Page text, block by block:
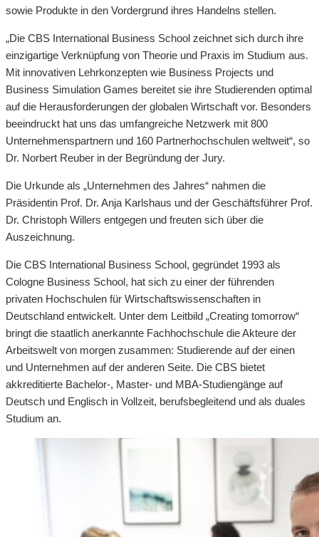
sowie Produkte in den Vordergrund ihres Handelns stellen.
„Die CBS International Business School zeichnet sich durch ihre
einzigartige Verknüpfung von Theorie und Praxis im Studium aus.
Mit innovativen Lehrkonzepten wie Business Projects und
Business Simulation Games bereitet sie ihre Studierenden optimal
auf die Herausforderungen der globalen Wirtschaft vor. Besonders
beeindruckt hat uns das umfangreiche Netzwerk mit 800
Unternehmenspartnern und 160 Partnerhochschulen weltweit“, so
Dr. Norbert Reuber in der Begründung der Jury.
Die Urkunde als „Unternehmen des Jahres“ nahmen die
Präsidentin Prof. Dr. Anja Karlshaus und der Geschäftsführer Prof.
Dr. Christoph Willers entgegen und freuten sich über die
Auszeichnung.
Die CBS International Business School, gegründet 1993 als
Cologne Business School, hat sich zu einer der führenden
privaten Hochschulen für Wirtschaftswissenschaften in
Deutschland entwickelt. Unter dem Leitbild „Creating tomorrow“
bringt die staatlich anerkannte Fachhochschule die Akteure der
Arbeitswelt von morgen zusammen: Studierende auf der einen
und Unternehmen auf der anderen Seite. Die CBS bietet
akkreditierte Bachelor-, Master- und MBA-Studiengänge auf
Deutsch und Englisch in Vollzeit, berufsbegleitend und als duales
Studium an.